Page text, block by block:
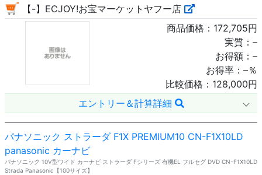
【-】ECJOY!お宝マーケットヤフー店
商品価格： 172,705円
実質： –
お得額： –
お得率： –％
比較価格： 128,000円
エントリー＆計算詳細
パナソニック ストラーダ F1X PREMIUM10 CN-F1X10LD
panasonic カーナビ
パナソニック 10V型ワイド カーナビ ストラーダ Fシリーズ 有機EL フルセグ DVD CN-F1X10LD
Strada Panasonic【100サイズ】